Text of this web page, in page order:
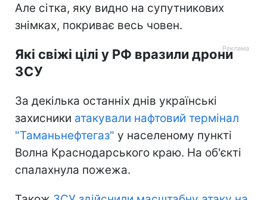
Але сітка, яку видно на супутникових
знімках, покриває весь човен.
Які свіжі цілі у РФ вразили дрони
ЗСУ
За декілька останніх днів українські
захисники атакували нафтовий термінал
"Таманьнефтегаз" у населеному пункті
Волна Краснодарського краю. На об'єкті
спалахнула пожежа.